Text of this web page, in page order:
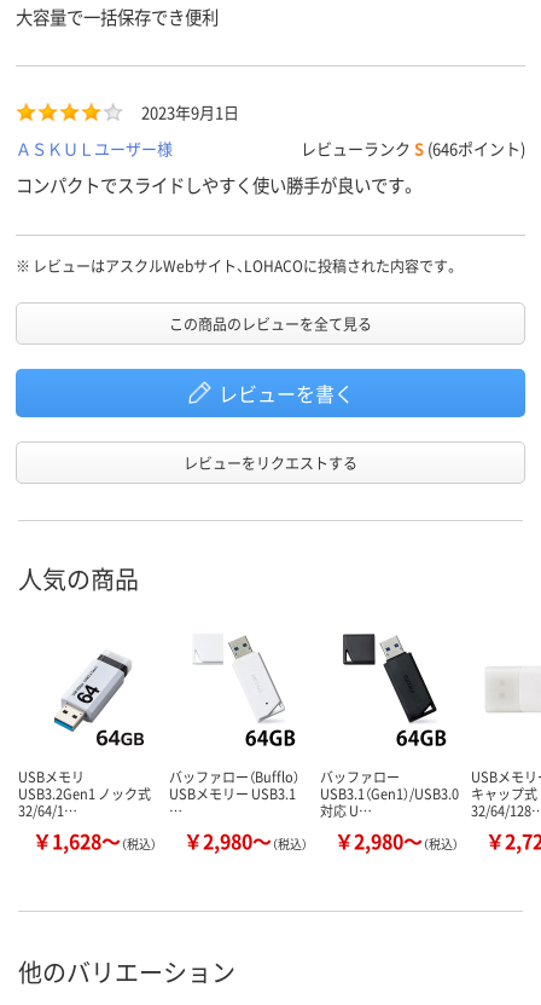
大容量で一括保存でき便利
2023年9月1日
ＡＳＫＵＬユーザー様
レビューランク S (646ポイント)
コンパクトでスライドしやすく使い勝手が良いです。
※ レビューはアスクルWebサイト、LOHACOに投稿された内容です。
この商品のレビューを全て見る
レビューを書く
レビューをリクエストする
人気の商品
USBメモリ
USB3.2Gen1 ノック式
32/64/1…
￥1,628～（税込）
バッファロー（Bufflo）
USBメモリー USB3.1
…
￥2,980～（税込）
バッファロー
USB3.1（Gen1）/USB3.0
対応 U…
￥2,980～（税込）
USBメモ
キャップ式
32/64/
￥
他のバリエーション